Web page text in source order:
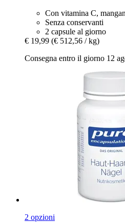
Con vitamina C,
Senza conservanti
2 capsule al giorno
€ 19,99 (€ 512,56 / kg)
Consegna entro il giorno 12
2 opzioni